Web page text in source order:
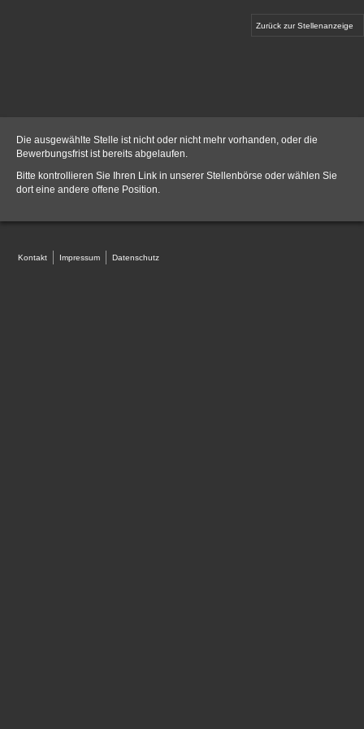
Zurück zur Stellenanzeige
Die ausgewählte Stelle ist nicht oder nicht mehr vorhanden, oder die
Bewerbungsfrist ist bereits abgelaufen.
Bitte kontrollieren Sie Ihren Link in unserer Stellenbörse oder wählen Sie
dort eine andere offene Position.
Kontakt Impressum Datenschutz